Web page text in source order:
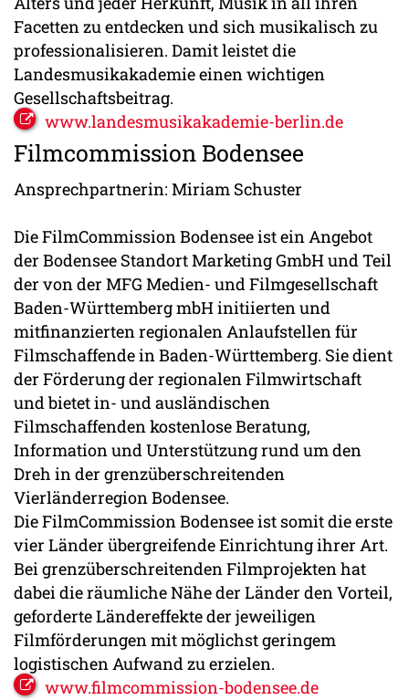
Facetten zu entdecken und sich musikalisch zu
professionalisieren. Damit leistet die
Landesmusikakademie einen wichtigen
Gesellschaftsbeitrag.
www.landesmusikakademie-berlin.de
Filmcommission Bodensee
Ansprechpartnerin: Miriam Schuster
Die FilmCommission Bodensee ist ein Angebot
der Bodensee Standort Marketing GmbH und Teil
der von der MFG Medien- und Filmgesellschaft
Baden-Württemberg mbH initiierten und
mitfinanzierten regionalen Anlaufstellen für
Filmschaffende in Baden-Württemberg. Sie dient
der Förderung der regionalen Filmwirtschaft
und bietet in- und ausländischen
Filmschaffenden kostenlose Beratung,
Information und Unterstützung rund um den
Dreh in der grenzüberschreitenden
Vierländerregion Bodensee.
Die FilmCommission Bodensee ist somit die erste
vier Länder übergreifende Einrichtung ihrer Art.
Bei grenzüberschreitenden Filmprojekten hat
dabei die räumliche Nähe der Länder den Vorteil,
geforderte Ländereffekte der jeweiligen
Filmförderungen mit möglichst geringem
logistischen Aufwand zu erzielen.
www.filmcommission-bodensee.de